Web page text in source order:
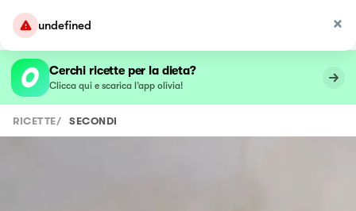
undefined
Cerchi ricette per la dieta?
Clicca qui e scarica l’app olivia!
RICETTE/ SECONDI